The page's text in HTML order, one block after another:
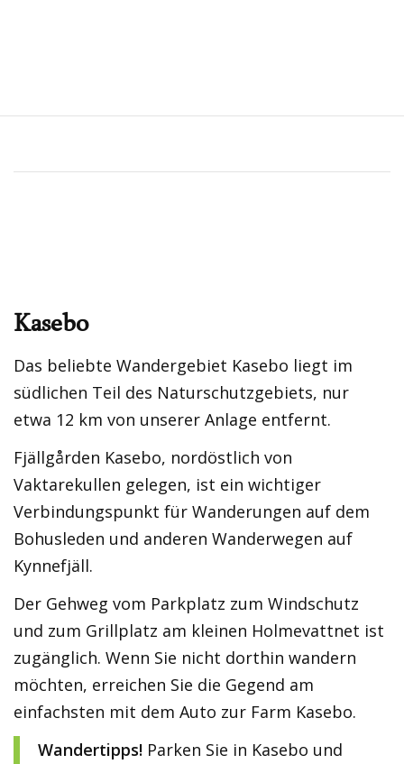
Kasebo
Das beliebte Wandergebiet Kasebo liegt im
südlichen Teil des Naturschutzgebiets, nur
etwa 12 km von unserer Anlage entfernt.
Fjällgården Kasebo, nordöstlich von
Vaktarekullen gelegen, ist ein wichtiger
Verbindungspunkt für Wanderungen auf dem
Bohusleden und anderen Wanderwegen auf
Kynnefjäll.
Der Gehweg vom Parkplatz zum Windschutz
und zum Grillplatz am kleinen Holmevattnet ist
zugänglich. Wenn Sie nicht dorthin wandern
möchten, erreichen Sie die Gegend am
einfachsten mit dem Auto zur Farm Kasebo.
Wandertipps! Parken Sie in Kasebo und